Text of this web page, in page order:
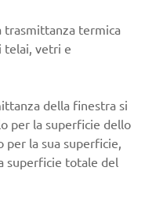
termica
telai, vetri e
della finestra si
per la superficie dello
per la sua superficie,
superficie totale del